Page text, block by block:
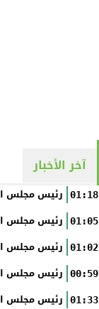
آخر الأخبار
01:18 رئيس مجلس
01:05 رئيس مجلس
01:02 رئيس مجلس
00:59 رئيس مجلس
01:33 رئيس مجلس